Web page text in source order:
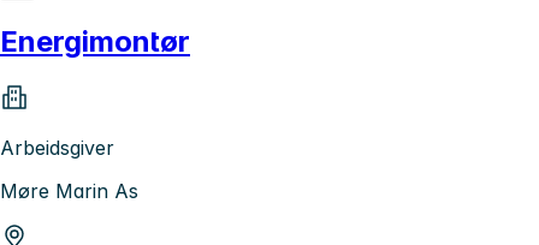
Energimontør
Arbeidsgiver
Møre Marin As